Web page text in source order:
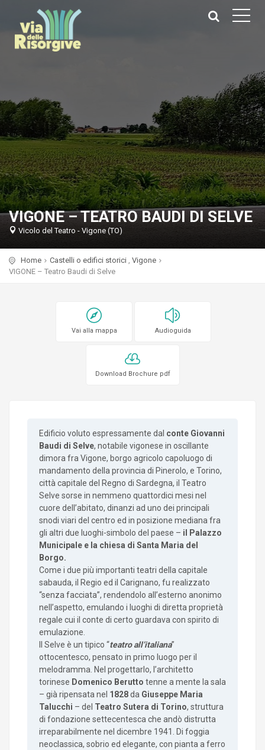
VIGONE – TEATRO BAUDI DI SELVE
Vicolo del Teatro - Vigone (TO)
Home Castelli o edifici storici , Vigone
VIGONE – Teatro Baudi di Selve
Vai alla mappa Audioguida
Download Brochure pdf
Edificio voluto espressamente dal conte Giovanni
Baudi di Selve, notabile vigonese in oscillante
dimora fra Vigone, borgo agricolo capoluogo di
mandamento della provincia di Pinerolo, e Torino,
città capitale del Regno di Sardegna, il Teatro
Selve sorse in nemmeno quattordici mesi nel
cuore dell’abitato, dinanzi ad uno dei principali
snodi viari del centro ed in posizione mediana fra
gli altri due luoghi-simbolo del paese – il Palazzo
Municipale e la chiesa di Santa Maria del
Borgo.
Come i due più importanti teatri della capitale
sabauda, il Regio ed il Carignano, fu realizzato
“senza facciata”, rendendolo all’esterno anonimo
nell’aspetto, emulando i luoghi di diretta proprietà
regale cui il conte di certo guardava con spirito di
emulazione.
Il Selve è un tipico “teatro all’italiana”
ottocentesco, pensato in primo luogo per il
melodramma. Nel progettarlo, l’architetto
torinese Domenico Berutto tenne a mente la sala
– già ripensata nel 1828da Giuseppe Maria
Talucchi – del Teatro Sutera di Torino, struttura
di fondazione settecentesca che andò distrutta
irreparabilmente nel dicembre 1941. Di foggia
neoclassica, sobrio ed elegante, con pianta a ferro